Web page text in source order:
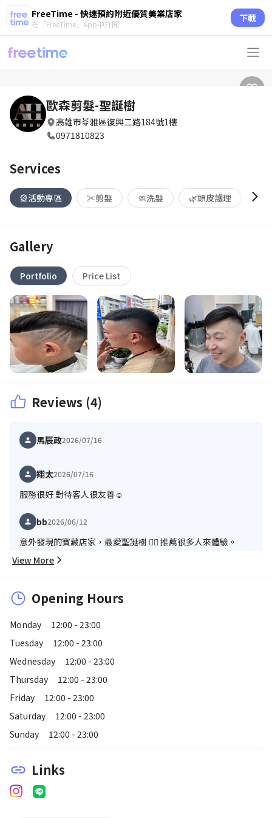
FreeTime - 快速預約附近優質美業店家
在「FreeTime」App中打開 下載
歐森剪髮-聖誕樹
高雄市苓雅區復興二路184號1樓
0971810823
Services
🎡活動專區 ✂️剪髮 🧼洗髮 🌿頭皮護理 🧴
Gallery
Portfolio Price List
Reviews (4)
馬辰政2026/07/16
翔太2026/07/16
服務很好 對待客人很友善☺️
bb2026/06/12
意外發現的寶藏店家，最愛聖誕樹 👍🏼 推薦很多人來體驗。
View More
Opening Hours
Monday
12:00 - 23:00
Tuesday
12:00 - 23:00
Wednesday
12:00 - 23:00
Thursday
12:00 - 23:00
Friday
12:00 - 23:00
Saturday
12:00 - 23:00
Sunday
12:00 - 23:00
link Links